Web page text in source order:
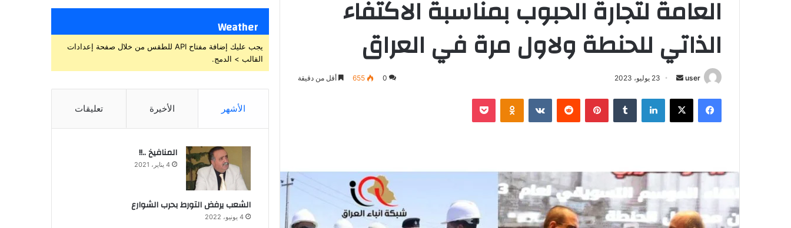
العامة لتجارة الحبوب بمناسبة الاكتفاء
الذاتي للحنطة ولاول مرة في العراق
user
أرسل 23 يوليو، 2023 0
655 أقل من دقيقة
فيسبوك ‫X لينكدإن بينتيريست Odnoklassniki
‫Pocket
Weather
يجب عليك إضافة مفتاح API للطقس من خلال صفحة إعدادات
القالب > الدمج.
الأشهر الأخيرة تعليقات
المنافيخ ..!!
4 يناير، 2021
الشعب يرفض التورط بحرب الشوارع
4 يونيو، 2022